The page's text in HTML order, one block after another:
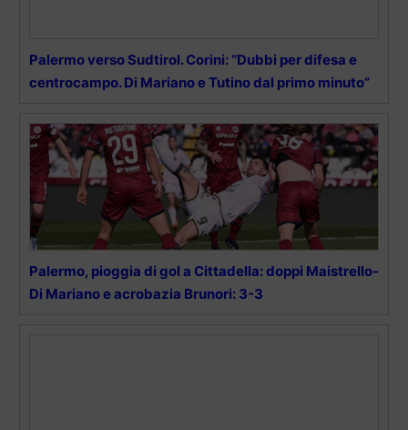
Palermo verso Sudtirol. Corini: “Dubbi per difesa e
centrocampo. Di Mariano e Tutino dal primo minuto”
Palermo, pioggia di gol a Cittadella: doppi Maistrello-
Di Mariano e acrobazia Brunori: 3-3